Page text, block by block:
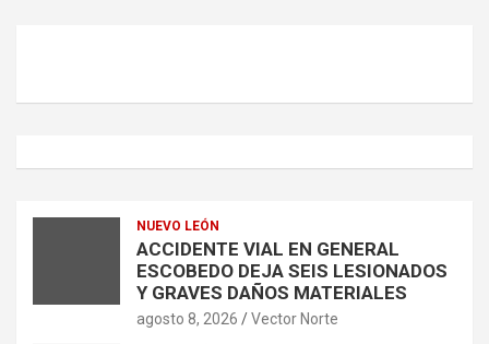
NUEVO LEÓN
ACCIDENTE VIAL EN GENERAL
ESCOBEDO DEJA SEIS LESIONADOS
Y GRAVES DAÑOS MATERIALES
agosto 8, 2026 Vector Norte